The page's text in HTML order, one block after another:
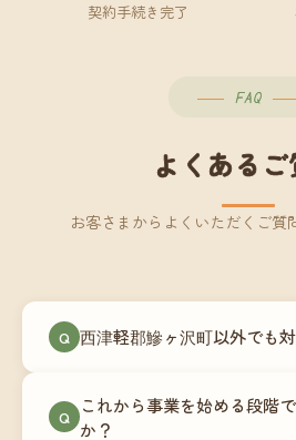
契約手続き完了
FAQ
よくある
お客さまからよくいただくご質
Q 西津軽郡鰺ヶ沢町以外でも
ます。Zoomやチャットツ
Q
これから事業を始める段階
か？